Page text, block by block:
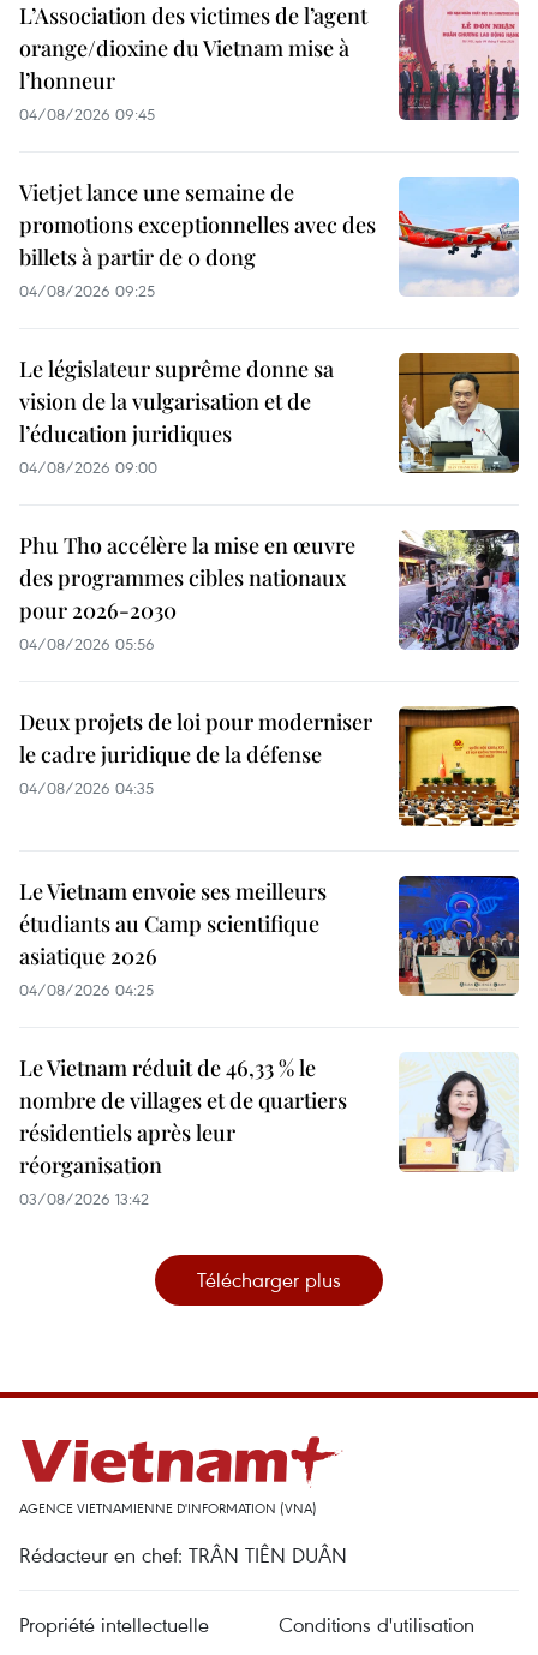
L’Association des victimes de l’agent
orange/dioxine du Vietnam mise à
l’honneur
04/08/2026 09:45
Vietjet lance une semaine de
promotions exceptionnelles avec des
billets à partir de 0 dong
04/08/2026 09:25
Le législateur suprême donne sa
vision de la vulgarisation et de
l’éducation juridiques
04/08/2026 09:00
Phu Tho accélère la mise en œuvre
des programmes cibles nationaux
pour 2026-2030
04/08/2026 05:56
Deux projets de loi pour moderniser
le cadre juridique de la défense
04/08/2026 04:35
Le Vietnam envoie ses meilleurs
étudiants au Camp scientifique
asiatique 2026
04/08/2026 04:25
Le Vietnam réduit de 46,33 % le
nombre de villages et de quartiers
résidentiels après leur
réorganisation
03/08/2026 13:42
Télécharger plus
AGENCE VIETNAMIENNE D'INFORMATION (VNA)
Rédacteur en chef: TRÂN TIÊN DUÂN
Propriété intellectuelle
Conditions d'utilisation